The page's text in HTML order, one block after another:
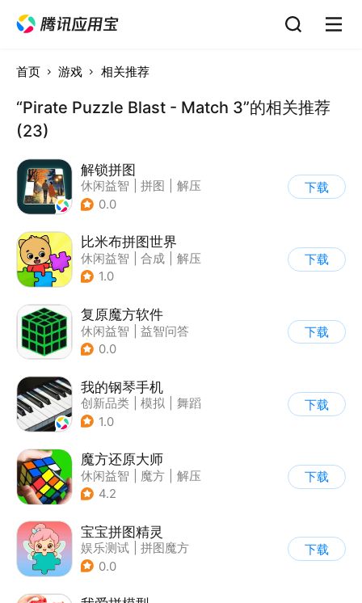
首页 游戏 相关推荐
“Pirate Puzzle Blast - Match 3”的相关推荐
(23)
解锁拼图
休闲益智 拼图
解压
| 清新
0.0
下载
比米布拼图世界
休闲益智 合成
解压
| 学习教育
1.0
下载
复原魔方软件
休闲益智
益智问答
| 学习教育
0.0
下载
我的钢琴手机
创新品类 模拟
舞蹈
| 写实
1.0
下载
魔方还原大师
休闲益智 魔方
解压
| 脑洞
4.2
下载
宝宝拼图精灵
娱乐测试
拼图魔方
0.0
下载